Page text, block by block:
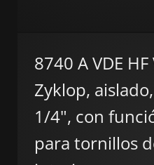
8740 A VDE
Zyklop,
1/4", con
para tornillos